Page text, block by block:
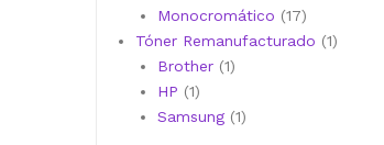
productos
Monocromático 1717
productos
Tóner Remanufacturado 11
Brother 11
HP 11
producto
Samsung 11